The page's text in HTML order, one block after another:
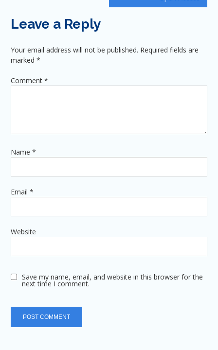
Leave a Reply
Your email address will not be published. Required fields are
marked*
Comment*
Name*
Email*
Website
Save my name, email, and website in this browser for the
next time I comment.